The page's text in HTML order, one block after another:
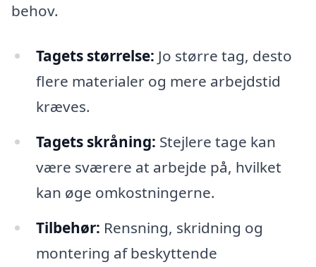
behov.
Tagets størrelse: Jo større tag, desto
flere materialer og mere arbejdstid
kræves.
Tagets skråning: Stejlere tage kan
være sværere at arbejde på, hvilket
kan øge omkostningerne.
Tilbehør: Rensning, skridning og
montering af beskyttende